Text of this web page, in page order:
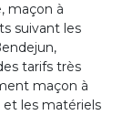
maçon à
suivant les
tarifs très
maçon à
et les matériels